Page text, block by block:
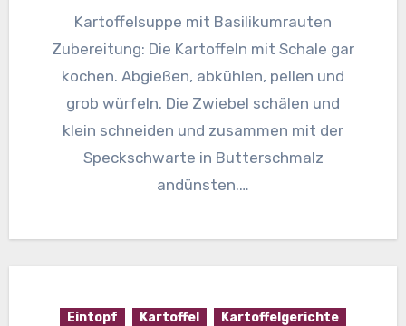
Kartoffelsuppe mit Basilikumrauten
Zubereitung: Die Kartoffeln mit Schale gar
kochen. Abgießen, abkühlen, pellen und
grob würfeln. Die Zwiebel schälen und
klein schneiden und zusammen mit der
Speckschwarte in Butterschmalz
andünsten.…
Eintopf Kartoffel
Kartoffelgerichte